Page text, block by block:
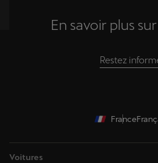
En savoir plus
Restez
France
Voitures